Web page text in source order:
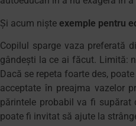
Şi acum nişte exemple pentru
Copilul sparge vaza preferată
gândeşti la ce ai făcut. Limită:
Dacă se repeta foarte des,
acceptate în preajma vazelor
părintele probabil va fi
poate fi invitat să ajute la